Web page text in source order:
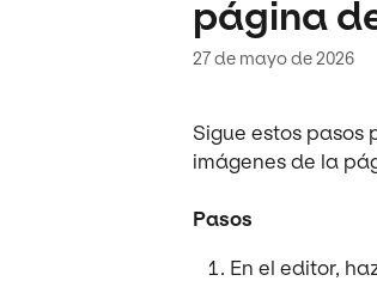
página
27 de mayo de 2026
Sigue estos pasos
imágenes de la
Pasos
En el editor,